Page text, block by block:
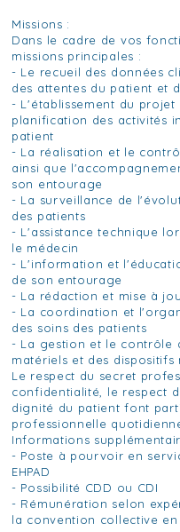
Missions :
Dans le cadre de vos
missions principales :
- Le recueil des données
des attentes du patient et
- L'établissement du
planification des activités
patient
- La réalisation et le
ainsi que
son entourage
- La surveillance de
des patients
- L'assistance technique
le médecin
- L'information et
de son entourage
- La rédaction et mise à
- La coordination et
des soins des patients
- La gestion et le contrôle
matériels et des
Le respect du secret
confidentialité, le respect
dignité du patient font
professionnelle
Informations
- Poste à pourvoir en
EHPAD
- Possibilité CDD ou CDI
- Rémunération selon
la convention collective